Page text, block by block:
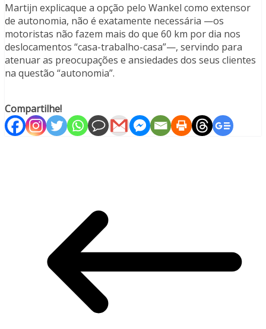
Martijn explicaque a opção pelo Wankel como extensor
de autonomia, não é exatamente necessária —os
motoristas não fazem mais do que 60 km por dia nos
deslocamentos “casa-trabalho-casa”—, servindo para
atenuar as preocupações e ansiedades dos seus clientes
na questão “autonomia”.
Compartilhe!